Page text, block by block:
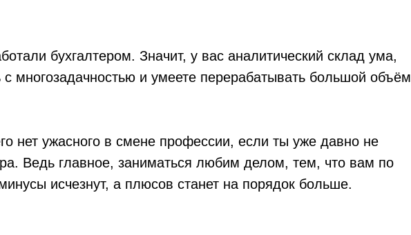
бухгалтером. Значит, у вас аналитический склад ума,
с многозадачностью и умеете перерабатывать большой объём
нет ужасного в смене профессии, если ты уже давно не
Ведь главное, заниматься любим делом, тем, что вам по
исчезнут, а плюсов станет на порядок больше.